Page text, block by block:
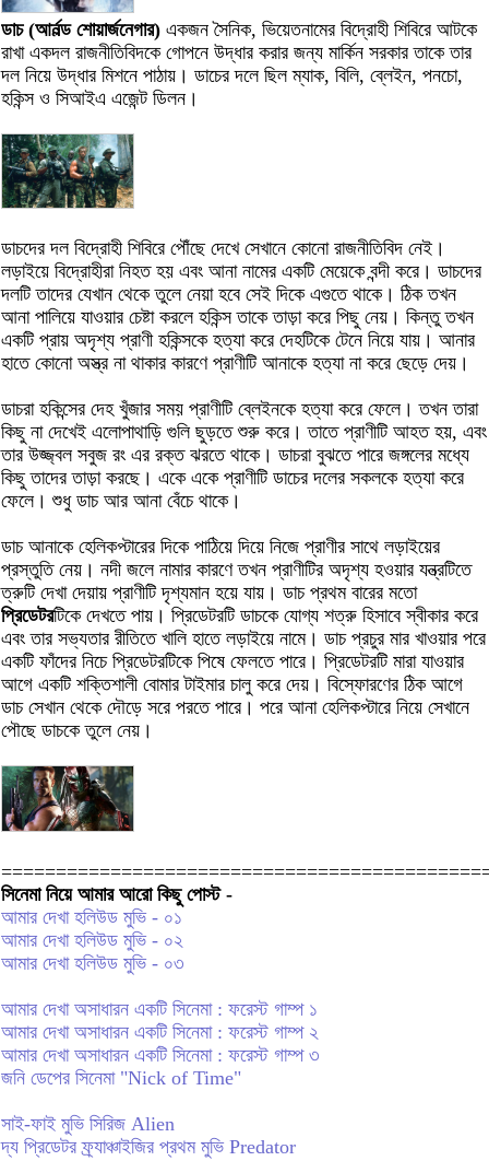
ডাচ (আর্নল্ড শোয়ার্জনেগার) একজন সৈনিক, ভিয়েতনামের বিদ্রোহী শিবিরে আটকে
রাখা একদল রাজনীতিবিদকে গোপনে উদ্ধার করার জন্য মার্কিন সরকার তাকে তার
দল নিয়ে উদ্ধার মিশনে পাঠায়। ডাচের দলে ছিল ম্যাক, বিলি, ব্লেইন, পনচো,
হকিন্স ও সিআইএ এজেন্ট ডিলন।
ডাচদের দল বিদ্রোহী শিবিরে পৌঁছে দেখে সেখানে কোনো রাজনীতিবিদ নেই।
লড়াইয়ে বিদ্রোহীরা নিহত হয় এবং আনা নামের একটি মেয়েকে বন্দী করে। ডাচদের
দলটি তাদের যেখান থেকে তুলে নেয়া হবে সেই দিকে এগুতে থাকে। ঠিক তখন
আনা পালিয়ে যাওয়ার চেষ্টা করলে হকিন্স তাকে তাড়া করে পিছু নেয়। কিন্তু তখন
একটি প্রায় অদৃশ্য প্রাণী হকিন্সকে হত্যা করে দেহটিকে টেনে নিয়ে যায়। আনার
হাতে কোনো অস্ত্র না থাকার কারণে প্রাণীটি আনাকে হত্যা না করে ছেড়ে দেয়।
ডাচরা হকিন্সের দেহ খুঁজার সময় প্রাণীটি ব্লেইনকে হত্যা করে ফেলে। তখন তারা
কিছু না দেখেই এলোপাথাড়ি গুলি ছুড়তে শুরু করে। তাতে প্রাণীটি আহত হয়, এবং
তার উজ্জ্বল সবুজ রং এর রক্ত ঝরতে থাকে। ডাচরা বুঝতে পারে জঙ্গলের মধ্যে
কিছু তাদের তাড়া করছে। একে একে প্রাণীটি ডাচের দলের সকলকে হত্যা করে
ফেলে। শুধু ডাচ আর আনা বেঁচে থাকে।
ডাচ আনাকে হেলিকপ্টারের দিকে পাঠিয়ে দিয়ে নিজে প্রাণীর সাথে লড়াইয়ের
প্রস্তুতি নেয়। নদী জলে নামার কারণে তখন প্রাণীটির অদৃশ্য হওয়ার যন্ত্রটিতে
ত্রুটি দেখা দেয়ায় প্রাণীটি দৃশ্যমান হয়ে যায়। ডাচ প্রথম বারের মতো
প্রিডেটরটিকে দেখতে পায়। প্রিডেটরটি ডাচকে যোগ্য শত্রু হিসাবে স্বীকার করে
এবং তার সভ্যতার রীতিতে খালি হাতে লড়াইয়ে নামে। ডাচ প্রচুর মার খাওয়ার পরে
একটি ফাঁদের নিচে প্রিডেটরটিকে পিষে ফেলতে পারে। প্রিডেটরটি মারা যাওয়ার
আগে একটি শক্তিশালী বোমার টাইমার চালু করে দেয়। বিস্ফোরণের ঠিক আগে
ডাচ সেখান থেকে দৌড়ে সরে পরতে পারে। পরে আনা হেলিকপ্টারে নিয়ে সেখানে
পৌছে ডাচকে তুলে নেয়।
সিনেমা নিয়ে আমার আরো কিছু পোস্ট -
আমার দেখা হলিউড মুভি - ০১
আমার দেখা হলিউড মুভি - ০২
আমার দেখা হলিউড মুভি - ০৩
আমার দেখা অসাধারন একটি সিনেমা : ফরেস্ট গাম্প ১
আমার দেখা অসাধারন একটি সিনেমা : ফরেস্ট গাম্প ২
আমার দেখা অসাধারন একটি সিনেমা : ফরেস্ট গাম্প ৩
জনি ডেপের সিনেমা "Nick of Time"
সাই-ফাই মুভি সিরিজ Alien
দ্য প্রিডেটর ফ্র্যাঞ্চাইজির প্রথম মুভি Predator